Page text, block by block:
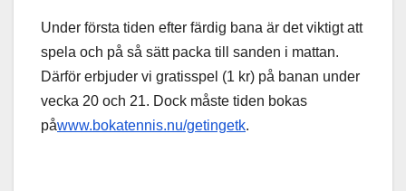
Under första tiden efter färdig bana är det viktigt att
spela och på så sätt packa till sanden i mattan.
Därför erbjuder vi gratisspel (1 kr) på banan under
vecka 20 och 21. Dock måste tiden bokas
påwww.bokatennis.nu/getingetk.